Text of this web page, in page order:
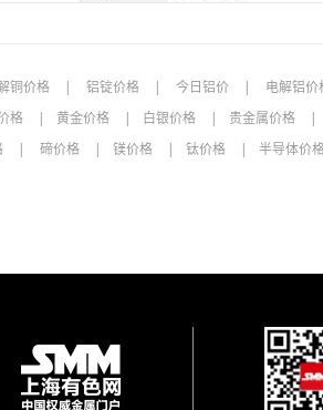
铜价格 铝锭价格 今日铝价 电解铝价
格 黄金价格 白银价格 贵金属价格
碲价格 镁价格 钛价格 半导体价